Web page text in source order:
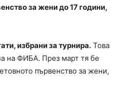
за жени до 17 години,
избрани за турнира. Това
на ФИБА. През март тя бе
първенство за жени,